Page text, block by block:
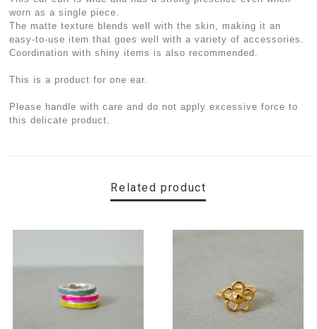
worn as a single piece.
The matte texture blends well with the skin, making it an
easy-to-use item that goes well with a variety of accessories.
Coordination with shiny items is also recommended.
This is a product for one ear.
Please handle with care and do not apply excessive force to
this delicate product.
Related product